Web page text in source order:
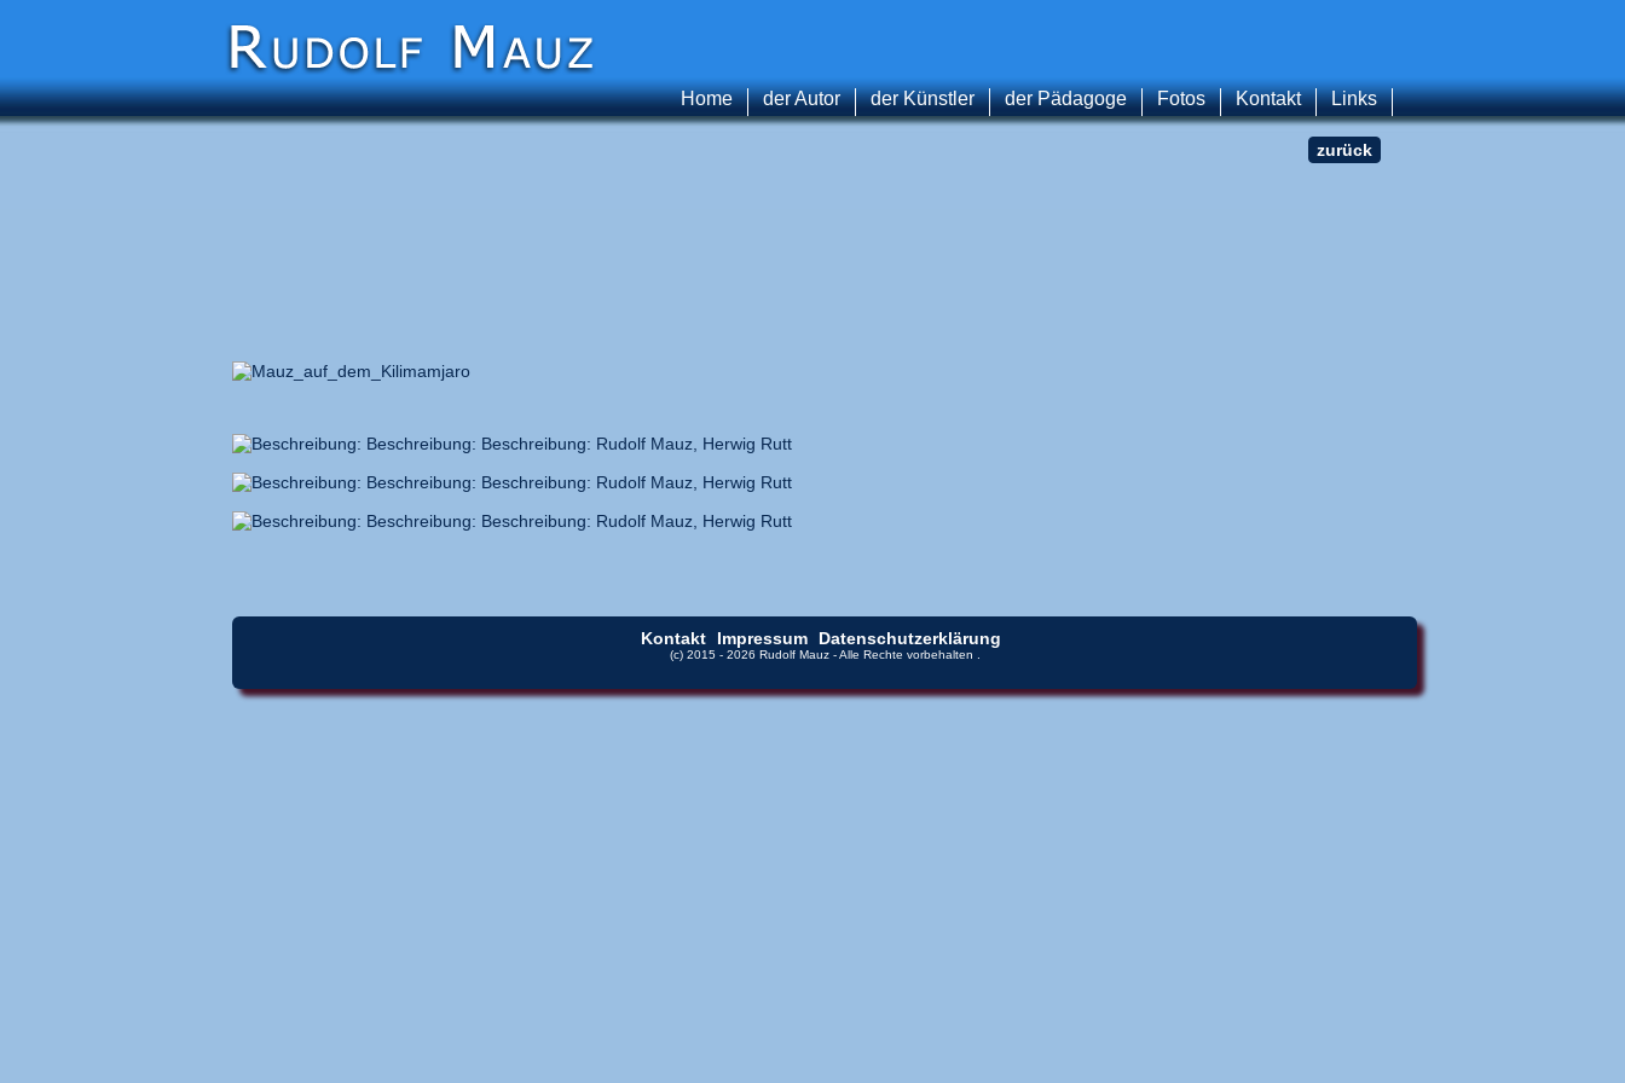
Home der Autor der Künstler der Pädagoge Fotos Kontakt Links
zurück
Kontakt Impressum Datenschutzerklärung
(c) 2015 - 2026 Rudolf Mauz - Alle Rechte vorbehalten